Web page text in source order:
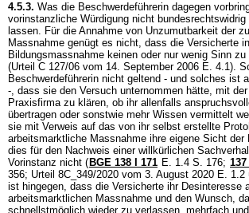
4.5.3. Was die Beschwerdeführerin dagegen
vorinstanzliche Würdigung nicht
lassen. Für die Annahme von Unzumutbarkeit der
Massnahme genügt es nicht, dass die Versicherte
Bildungsmassnahme keinen oder nur wenig Sinn
(Urteil C 127/06 vom 14. September 2006 E. 4.1).
Beschwerdeführerin nicht geltend - und solches ist
-, dass sie den Versuch unternommen hätte, mit
Praxisfirma zu klären, ob ihr allenfalls
übertragen oder sonstwie mehr Wissen vermittelt
sie mit Verweis auf das von ihr selbst erstellte
arbeitsmarktliche Massnahme ihre eigene Sicht der
dies für den Nachweis einer willkürlichen
Vorinstanz nicht ( BGE 138 I 171 E. 1.4 S. 176;
356; Urteil 8C_349/2020 vom 3. August 2020 E.
ist hingegen, dass die Versicherte ihr Desinteresse
arbeitsmarktlichen Massnahme und den Wunsch,
schnellstmöglich wieder zu verlassen, mehrfach